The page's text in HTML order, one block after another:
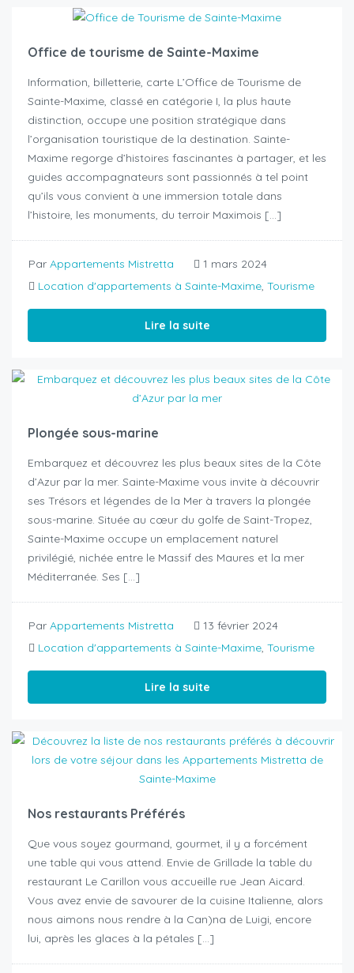
Office de tourisme de Sainte-Maxime
Information, billetterie, carte L’Office de Tourisme de
Sainte-Maxime, classé en catégorie I, la plus haute
distinction, occupe une position stratégique dans
l’organisation touristique de la destination. Sainte-
Maxime regorge d’histoires fascinantes à partager, et les
guides accompagnateurs sont passionnés à tel point
qu’ils vous convient à une immersion totale dans
l’histoire, les monuments, du terroir Maximois […]
Par Appartements Mistretta
1 mars 2024
Location d'appartements à Sainte-Maxime, Tourisme
Lire la suite
Plongée sous-marine
Embarquez et découvrez les plus beaux sites de la Côte
d’Azur par la mer. Sainte-Maxime vous invite à découvrir
ses Trésors et légendes de la Mer à travers la plongée
sous-marine. Située au cœur du golfe de Saint-Tropez,
Sainte-Maxime occupe un emplacement naturel
privilégié, nichée entre le Massif des Maures et la mer
Méditerranée. Ses […]
Par Appartements Mistretta
13 février 2024
Location d'appartements à Sainte-Maxime, Tourisme
Lire la suite
Nos restaurants Préférés
Que vous soyez gourmand, gourmet, il y a forcément
une table qui vous attend. Envie de Grillade la table du
restaurant Le Carillon vous accueille rue Jean Aicard.
Vous avez envie de savourer de la cuisine Italienne, alors
nous aimons nous rendre à la Can)na de Luigi, encore
lui, après les glaces à la pétales […]